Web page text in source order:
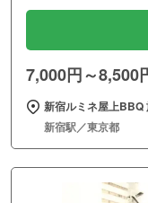
7,000円～8,500
新宿ルミネ屋上BBQ
新宿駅／東京都